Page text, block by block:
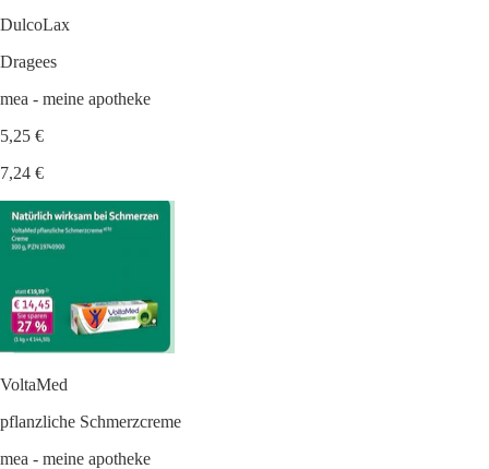
DulcoLax
Dragees
mea - meine apotheke
5,25 €
7,24 €
VoltaMed
pflanzliche Schmerzcreme
mea - meine apotheke